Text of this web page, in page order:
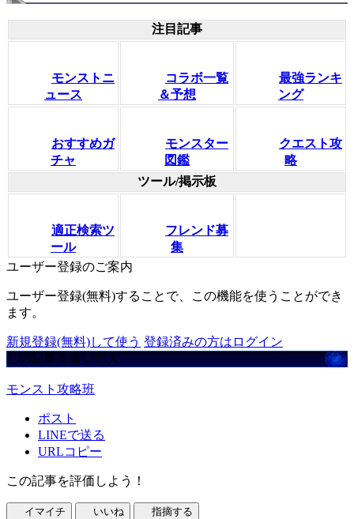
注目記事
モンストニ
ュース
コラボ一覧
＆予想
最強ランキ
ング
おすすめガ
チャ
モンスター
図鑑
クエスト攻
略
ツール/掲示板
適正検索ツ
ール
フレンド募
集
ユーザー登録のご案内
ユーザー登録(無料)することで、この機能を使うことができ
ます。
新規登録(無料)して使う 登録済みの方はログイン
この記事を書いた人
モンスト攻略班
ポスト
LINEで送る
URLコピー
この記事を評価しよう！
イマイチ いいね 指摘する